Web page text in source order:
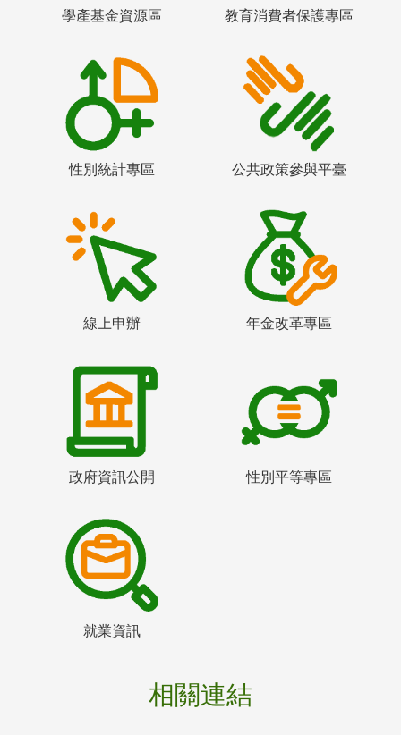
學產基金資源區 教育消費者保護專區
性別統計專區 公共政策參與平臺
線上申辦 年金改革專區
政府資訊公開 性別平等專區
就業資訊
相關連結